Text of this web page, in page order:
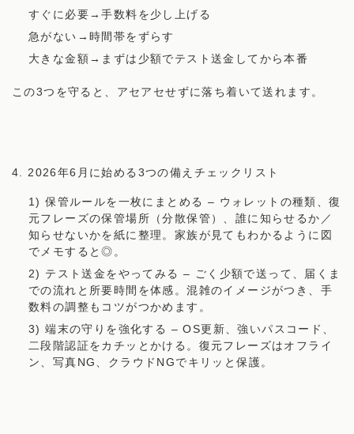
すぐに必要→手数料を少し上げる
急がない→時間帯をずらす
大きな金額→まずは少額でテスト送金してから本番
この3つを守ると、アセアセせずに落ち着いて送れます。
4. 2026年6月に始める3つの備えチェックリスト
1) 保管ルールを一枚にまとめる – ウォレットの種類、復
元フレーズの保管場所（分散保管）、誰に知らせるか／
知らせないかを紙に整理。家族が見てもわかるように図
でメモすると◎。
2) テスト送金をやってみる – ごく少額で送って、届くま
での流れと所要時間を体感。混雑のイメージがつき、手
数料の調整もコツがつかめます。
3) 端末の守りを強化する – OS更新、強いパスコード、
二段階認証をカチッとかける。復元フレーズはオフライ
ン、写真NG、クラウドNGでキリッと保護。